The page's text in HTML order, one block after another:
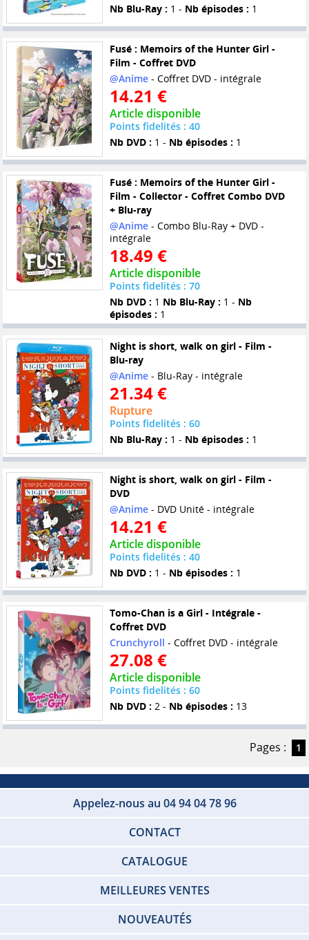
Nb Blu-Ray : 1 - Nb épisodes : 1
Fusé : Memoirs of the Hunter Girl -
Film - Coffret DVD
@Anime- Coffret DVD - intégrale
14.21 €
Article disponible
Points fidelités : 40
Nb DVD : 1 - Nb épisodes : 1
Fusé : Memoirs of the Hunter Girl -
Film - Collector - Coffret Combo DVD
+ Blu-ray
@Anime- Combo Blu-Ray + DVD -
intégrale
18.49 €
Article disponible
Points fidelités : 70
Nb DVD : 1 Nb Blu-Ray : 1 - Nb
épisodes : 1
Night is short, walk on girl - Film -
Blu-ray
@Anime- Blu-Ray - intégrale
21.34 €
Rupture
Points fidelités : 60
Nb Blu-Ray : 1 - Nb épisodes : 1
Night is short, walk on girl - Film -
DVD
@Anime- DVD Unité - intégrale
14.21 €
Article disponible
Points fidelités : 40
Nb DVD : 1 - Nb épisodes : 1
Tomo-Chan is a Girl - Intégrale -
Coffret DVD
Crunchyroll - Coffret DVD - intégrale
27.08 €
Article disponible
Points fidelités : 60
Nb DVD : 2 - Nb épisodes : 13
Pages : 1
Appelez-nous au 04 94 04 78 96
CONTACT
CATALOGUE
MEILLEURES VENTES
NOUVEAUTÉS